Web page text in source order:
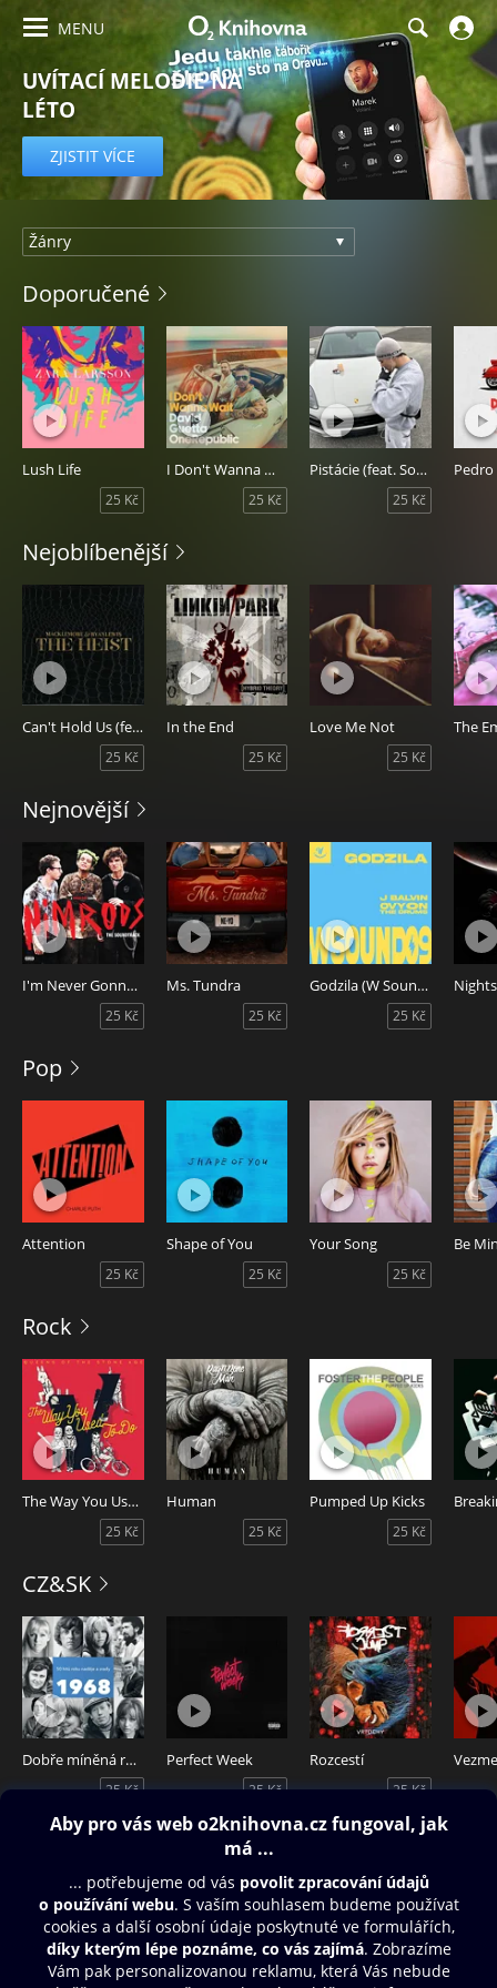
MENU
UVÍTACÍ MELODIE NA
LÉTO
PRVNÍ MĚSÍC ZDARMA
ZJISTIT VÍCE
Uvítací
melodie
Doporučené
Lush Life
25 Kč
I Don't Wanna Wait
25 Kč
Pistácie (feat. Sofian Medjmedj)
25 Kč
Pedro
Nejoblíbenější
Can't Hold Us (feat. Ray Dalton)
25 Kč
In the End
25 Kč
Love Me Not
25 Kč
Nejnovější
I'm Never Gonna R.I.P.
25 Kč
Ms. Tundra
25 Kč
Godzila (W Sound 09)
25 Kč
Pop
Attention
25 Kč
Shape of You
25 Kč
Your Song
25 Kč
Be
Rock
The Way You Used to Do
25 Kč
Human
25 Kč
Pumped Up Kicks
25 Kč
CZ&SK
Dobře míněná rada (Běž domů, Ivane)
25 Kč
Perfect Week
25 Kč
Rozcestí
25 Kč
Obsah ke stažení
Moje O2 Knihovna
Další zábava